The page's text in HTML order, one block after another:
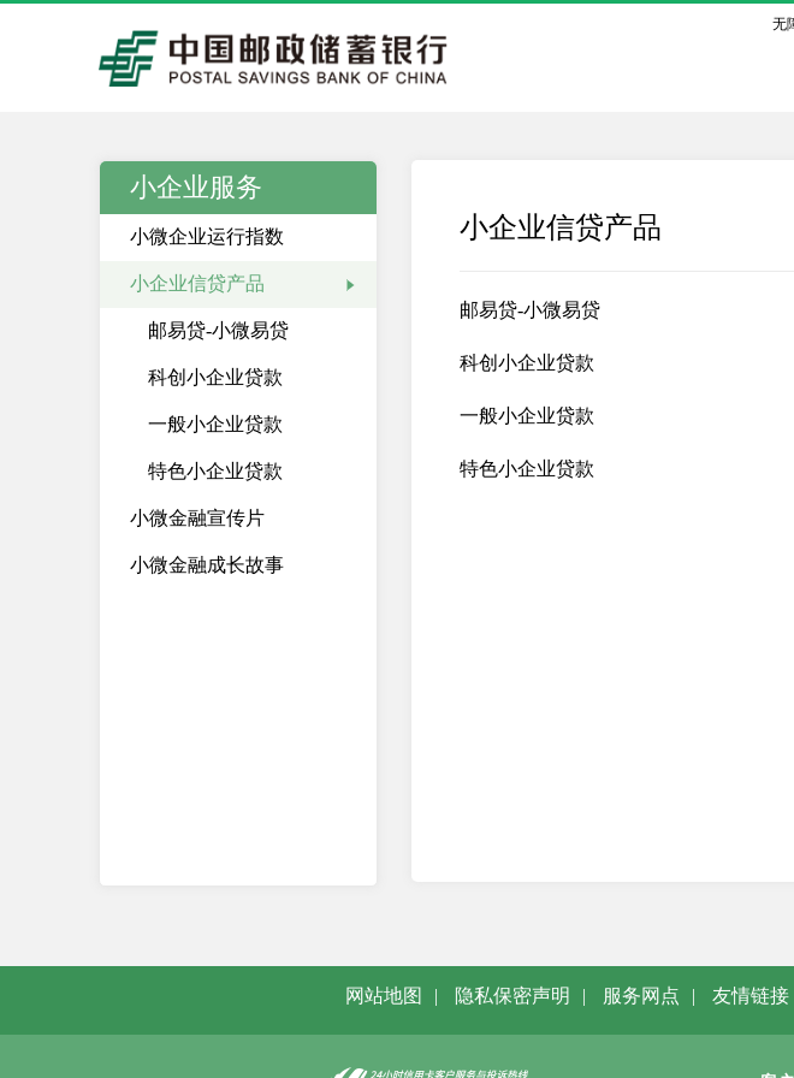
无
小企业服务
小微企业运行指数
小企业信贷产品
邮易贷-小微易贷
科创小企业贷款
一般小企业贷款
特色小企业贷款
小微金融宣传片
小微金融成长故事
小企业信贷产品
邮易贷-小微易贷
科创小企业贷款
一般小企业贷款
特色小企业贷款
网站地图 | 隐私保密声明 | 服务网点 | 友情链接